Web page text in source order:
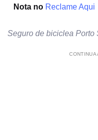
Nota no Reclame Aqui
Seguro de biciclea Porto
CONTINUA